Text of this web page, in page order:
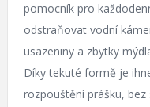
pomocník pro
odstraňovat vodní
usazeniny a zbytky
Díky tekuté formě je
rozpouštění prášku,